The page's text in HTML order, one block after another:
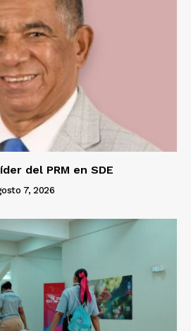
del PRM en SDE
7, 2026